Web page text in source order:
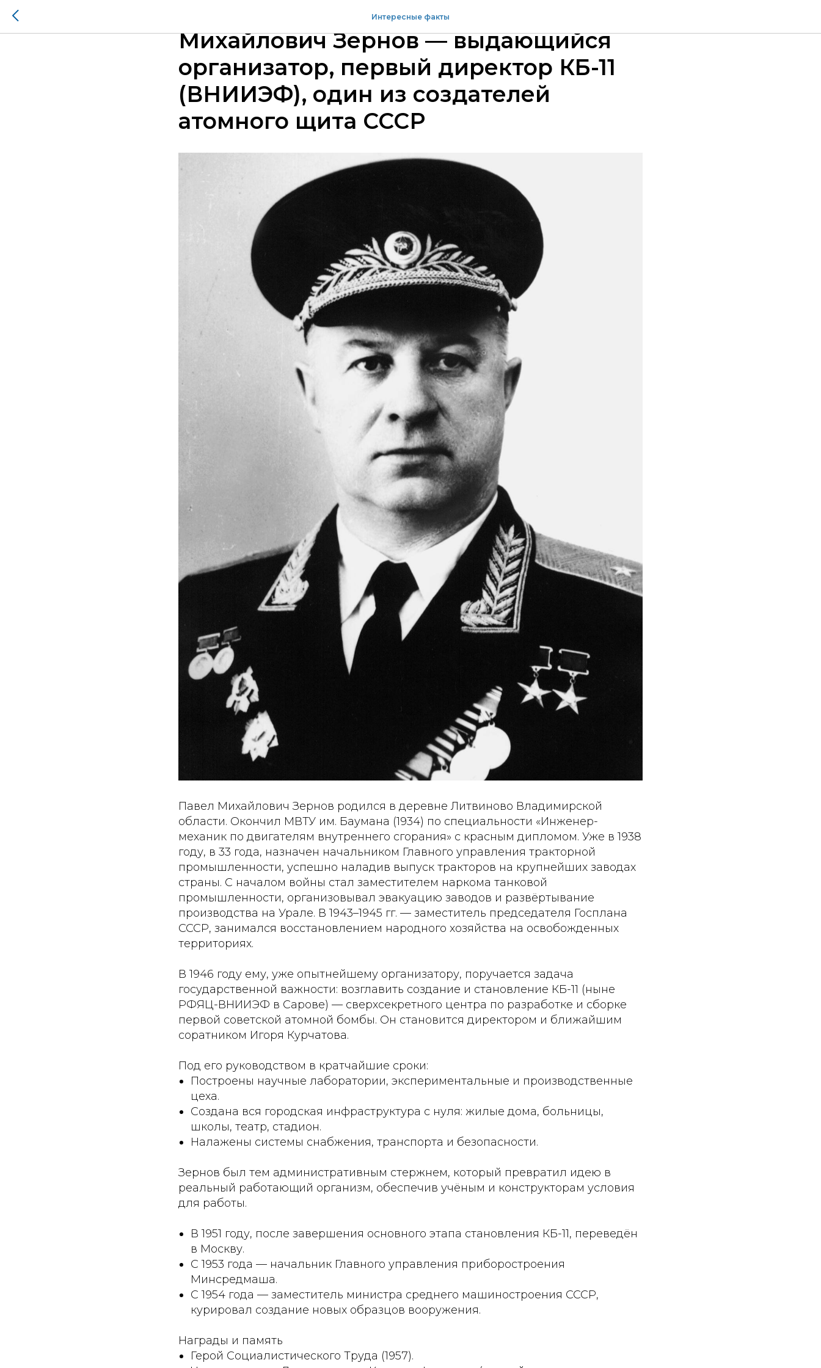
Интересные факты
19 января 1905 года родился Павел
Михайлович Зернов — выдающийся
организатор, первый директор КБ-11
(ВНИИЭФ), один из создателей
атомного щита СССР
Павел Михайлович Зернов родился в деревне Литвиново Владимирской
области. Окончил МВТУ им. Баумана (1934) по специальности «Инженер-
механик по двигателям внутреннего сгорания» с красным дипломом. Уже в 1938
году, в 33 года, назначен начальником Главного управления тракторной
промышленности, успешно наладив выпуск тракторов на крупнейших заводах
страны. С началом войны стал заместителем наркома танковой
промышленности, организовывал эвакуацию заводов и развёртывание
производства на Урале. В 1943–1945 гг. — заместитель председателя Госплана
СССР, занимался восстановлением народного хозяйства на освобожденных
территориях.
В 1946 году ему, уже опытнейшему организатору, поручается задача
государственной важности: возглавить создание и становление КБ-11 (ныне
РФЯЦ-ВНИИЭФ в Сарове) — сверхсекретного центра по разработке и сборке
первой советской атомной бомбы. Он становится директором и ближайшим
соратником Игоря Курчатова.
Под его руководством в кратчайшие сроки:
Построены научные лаборатории, экспериментальные и производственные
цеха.
Создана вся городская инфраструктура с нуля: жилые дома, больницы,
школы, театр, стадион.
Налажены системы снабжения, транспорта и безопасности.
Зернов был тем административным стержнем, который превратил идею в
реальный работающий организм, обеспечив учёным и конструкторам условия
для работы.
В 1951 году, после завершения основного этапа становления КБ-11, переведён
в Москву.
С 1953 года — начальник Главного управления приборостроения
Минсредмаша.
С 1954 года — заместитель министра среднего машиностроения СССР,
курировал создание новых образцов вооружения.
Награды и память
Герой Социалистического Труда (1957).